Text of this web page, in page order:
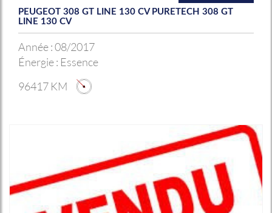
PEUGEOT 308 GT LINE 130 CV PURETECH 308 GT
LINE 130 CV
Année :08/2017
Énergie : Essence
96417 KM